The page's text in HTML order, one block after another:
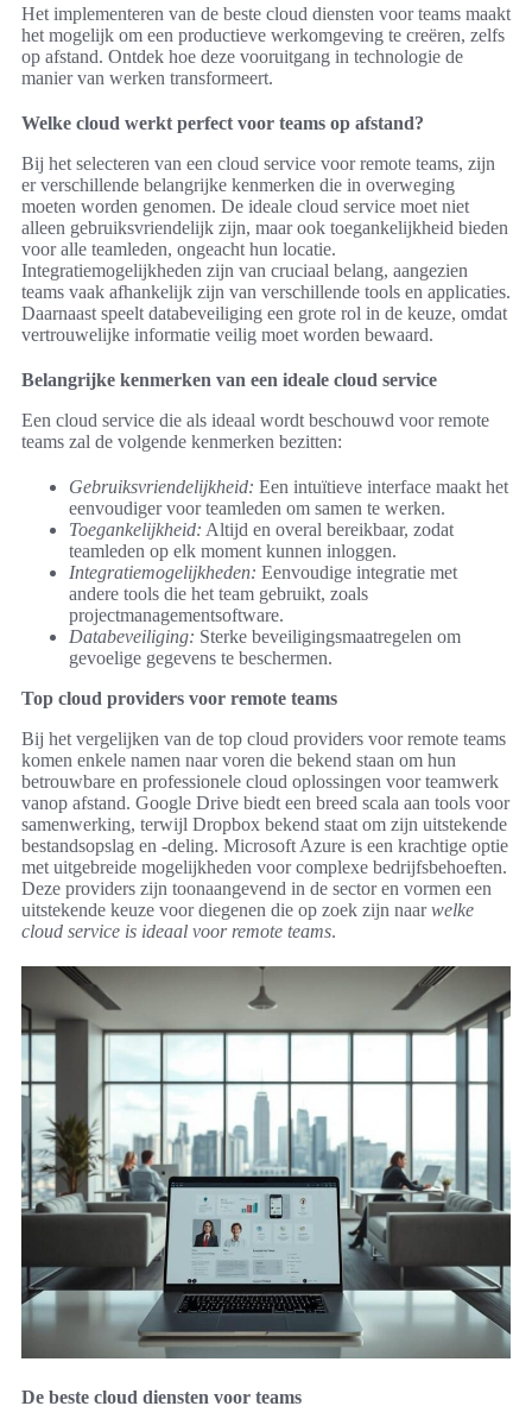
Het implementeren van de beste cloud diensten voor teams maakt
het mogelijk om een productieve werkomgeving te creëren, zelfs
op afstand. Ontdek hoe deze vooruitgang in technologie de
manier van werken transformeert.
Welke cloud werkt perfect voor teams op afstand?
Bij het selecteren van een cloud service voor remote teams, zijn
er verschillende belangrijke kenmerken die in overweging
moeten worden genomen. De ideale cloud service moet niet
alleen gebruiksvriendelijk zijn, maar ook toegankelijkheid bieden
voor alle teamleden, ongeacht hun locatie.
Integratiemogelijkheden zijn van cruciaal belang, aangezien
teams vaak afhankelijk zijn van verschillende tools en applicaties.
Daarnaast speelt databeveiliging een grote rol in de keuze, omdat
vertrouwelijke informatie veilig moet worden bewaard.
Belangrijke kenmerken van een ideale cloud service
Een cloud service die als ideaal wordt beschouwd voor remote
teams zal de volgende kenmerken bezitten:
Gebruiksvriendelijkheid: Een intuïtieve interface maakt het
eenvoudiger voor teamleden om samen te werken.
Toegankelijkheid: Altijd en overal bereikbaar, zodat
teamleden op elk moment kunnen inloggen.
Integratiemogelijkheden: Eenvoudige integratie met
andere tools die het team gebruikt, zoals
projectmanagementsoftware.
Databeveiliging: Sterke beveiligingsmaatregelen om
gevoelige gegevens te beschermen.
Top cloud providers voor remote teams
Bij het vergelijken van de top cloud providers voor remote teams
komen enkele namen naar voren die bekend staan om hun
betrouwbare en professionele cloud oplossingen voor teamwerk
vanop afstand. Google Drive biedt een breed scala aan tools voor
samenwerking, terwijl Dropbox bekend staat om zijn uitstekende
bestandsopslag en -deling. Microsoft Azure is een krachtige optie
met uitgebreide mogelijkheden voor complexe bedrijfsbehoeften.
Deze providers zijn toonaangevend in de sector en vormen een
uitstekende keuze voor diegenen die op zoek zijn naarwelke
cloud service is ideaal voor remote teams.
De beste cloud diensten voor teams